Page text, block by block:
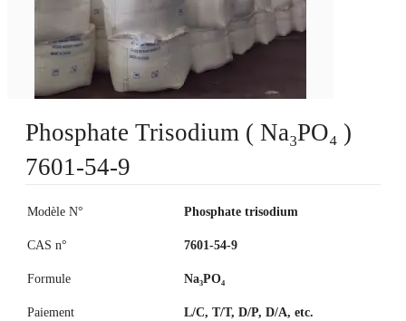
Phosphate Trisodium ( Na₃PO₄ )
7601-54-9
Modèle N° Phosphate trisodium
CAS n° 7601-54-9
Formule Na₃PO₄
Paiement L/C, T/T, D/P, D/A, etc.